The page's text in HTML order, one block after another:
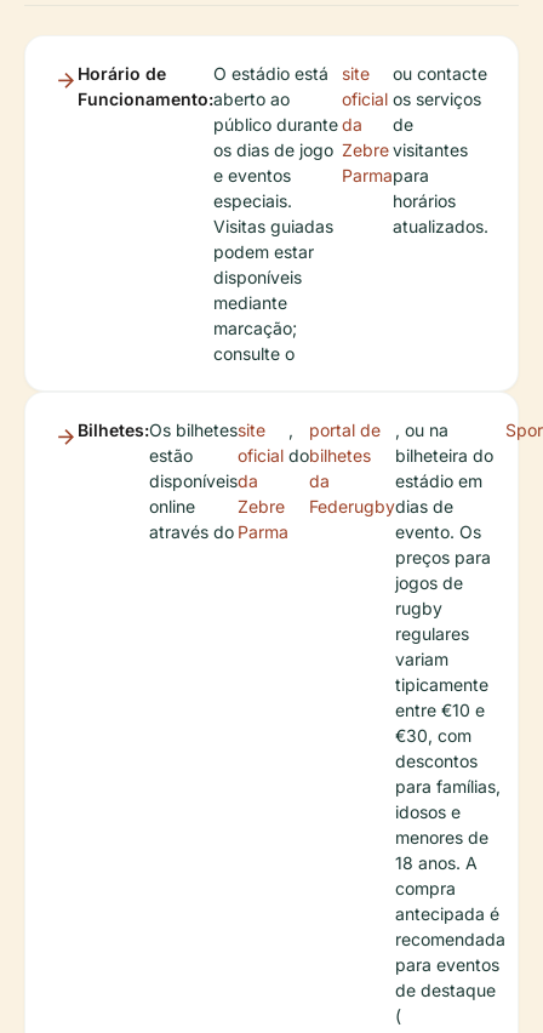
Horário de
Funcionamento:
O estádio está
aberto ao
público durante
os dias de jogo
e eventos
especiais.
Visitas guiadas
podem estar
disponíveis
mediante
marcação;
consulte o
site
oficial
da
Zebre
Parma
ou contacte
os serviços
de
visitantes
para
horários
atualizados.
Bilhetes:Os bilhetes
estão
disponíveis
online
através do
site
oficial
da
Zebre
Parma
,
do
portal de
bilhetes
da
Federugby
, ou na
bilheteira do
estádio em
dias de
evento. Os
preços para
jogos de
rugby
regulares
variam
tipicamente
entre €10 e
€30, com
descontos
para famílias,
idosos e
menores de
18 anos. A
compra
antecipada é
recomendada
para eventos
de destaque
(